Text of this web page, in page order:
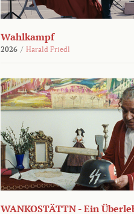
Wahlkampf
2026 / Harald Friedl
WANKOSTÄTTN - Ein